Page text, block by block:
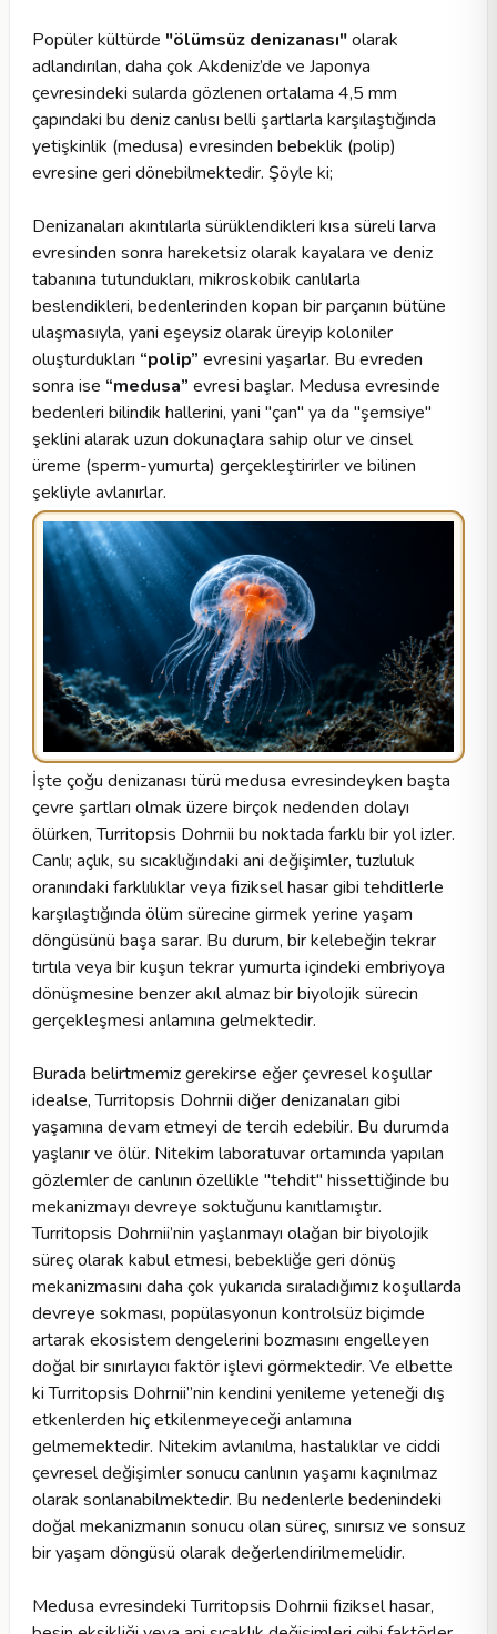
Popüler kültürde "ölümsüz denizanası"olarak
adlandırılan, daha çok Akdeniz’de ve Japonya
çevresindeki sularda gözlenen ortalama 4,5 mm
çapındaki bu deniz canlısı belli şartlarla karşılaştığında
yetişkinlik (medusa) evresinden bebeklik (polip)
evresine geri dönebilmektedir. Şöyle ki;
Denizanaları akıntılarla sürüklendikleri kısa süreli larva
evresinden sonra hareketsiz olarak kayalara ve deniz
tabanına tutundukları, mikroskobik canlılarla
beslendikleri, bedenlerinden kopan bir parçanın bütüne
ulaşmasıyla, yani eşeysiz olarak üreyip koloniler
oluşturdukları “polip” evresini yaşarlar. Bu evreden
sonra ise “medusa” evresi başlar. Medusa evresinde
bedenleri bilindik hallerini, yani "çan" ya da "şemsiye"
şeklini alarak uzun dokunaçlara sahip olur ve cinsel
üreme (sperm-yumurta) gerçekleştirirler ve bilinen
şekliyle avlanırlar.
İşte çoğu denizanası türü medusa evresindeyken başta
çevre şartları olmak üzere birçok nedenden dolayı
ölürken, Turritopsis Dohrnii bu noktada farklı bir yol izler.
Canlı; açlık, su sıcaklığındaki ani değişimler, tuzluluk
oranındaki farklılıklar veya fiziksel hasar gibi tehditlerle
karşılaştığında ölüm sürecine girmek yerine yaşam
döngüsünü başa sarar. Bu durum, bir kelebeğin tekrar
tırtıla veya bir kuşun tekrar yumurta içindeki embriyoya
dönüşmesine benzer akıl almaz bir biyolojik sürecin
gerçekleşmesi anlamına gelmektedir.
Burada belirtmemiz gerekirse eğer çevresel koşullar
idealse, Turritopsis Dohrnii diğer denizanaları gibi
yaşamına devam etmeyi de tercih edebilir. Bu durumda
yaşlanır ve ölür. Nitekim laboratuvar ortamında yapılan
gözlemler de canlının özellikle "tehdit" hissettiğinde bu
mekanizmayı devreye soktuğunu kanıtlamıştır.
Turritopsis Dohrnii’nin yaşlanmayı olağan bir biyolojik
süreç olarak kabul etmesi, bebekliğe geri dönüş
mekanizmasını daha çok yukarıda sıraladığımız koşullarda
devreye sokması, popülasyonun kontrolsüz biçimde
artarak ekosistem dengelerini bozmasını engelleyen
doğal bir sınırlayıcı faktör işlevi görmektedir. Ve elbette
ki Turritopsis Dohrnii’’nin kendini yenileme yeteneği dış
etkenlerden hiç etkilenmeyeceği anlamına
gelmemektedir. Nitekim avlanılma, hastalıklar ve ciddi
çevresel değişimler sonucu canlının yaşamı kaçınılmaz
olarak sonlanabilmektedir. Bu nedenlerle bedenindeki
doğal mekanizmanın sonucu olan süreç, sınırsız ve sonsuz
bir yaşam döngüsü olarak değerlendirilmemelidir.
Medusa evresindeki Turritopsis Dohrnii fiziksel hasar,